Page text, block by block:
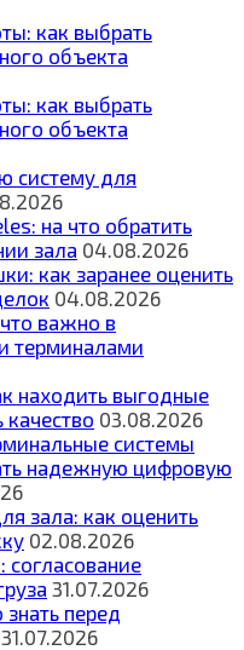
как выбрать
объекта
как выбрать
объекта
систему для
на что обратить
зала 04.08.2026
как заранее оценить
04.08.2026
важно в
терминалами
находить выгодные
03.08.2026
системы
надежную цифровую
зала: как оценить
02.08.2026
согласование
31.07.2026
перед
31.07.2026